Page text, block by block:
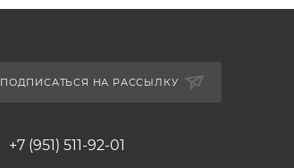
ПОДПИСАТЬСЯ НА РАССЫЛКУ
+7 (951) 511-92-01